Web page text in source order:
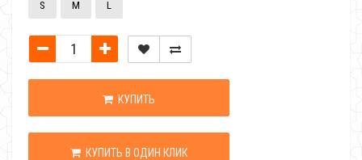
S M L
КУПИТЬ
КУПИТЬ В ОДИН КЛИК